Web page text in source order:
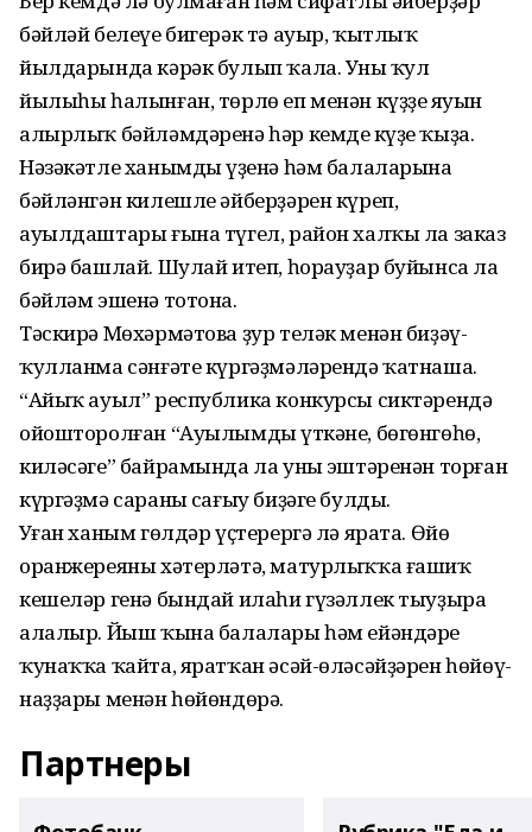
бәйләй белеүе бигерәк тә ауыр, ҡытлыҡ
йылдарында кәрәк булып ҡала. Уның ҡул
йылыһы һалынған, төрлө еп менән күҙҙең яуын
алырлыҡ бәйләмдәренә һәр кемдең күҙе ҡыҙа.
Нәзәкәтле ханымдың үҙенә һәм балаларына
бәйләнгән килешле әйберҙәрен күреп,
ауылдаштары ғына түгел, район халҡы ла заказ
бирә башлай. Шулай итеп, һорауҙар буйынса ла
бәйләм эшенә тотона.
Тәскирә Мөхәрмәтова ҙур теләк менән биҙәү-
ҡулланма сәнғәте күргәҙмәләрендә ҡатнаша.
“Айыҡ ауыл” республика конкурсы сиктәрендә
ойошторолған “Ауылымдың үткәне, бөгөнгөһө,
киләсәге” байрамында ла уның эштәренән торған
күргәҙмә сараның сағыу биҙәге булды.
Уңған ханым гөлдәр үҫтерергә лә ярата. Өйө
оранжереяны хәтерләтә, матурлыҡҡа ғашиҡ
кешеләр генә бындай илаһи гүзәллек тыуҙыра
алалыр. Йыш ҡына балалары һәм ейәндәре
ҡунаҡҡа ҡайта, яратҡан әсәй-өләсәйҙәрен һөйөү-
наҙҙары менән һөйөндөрә.
Партнеры